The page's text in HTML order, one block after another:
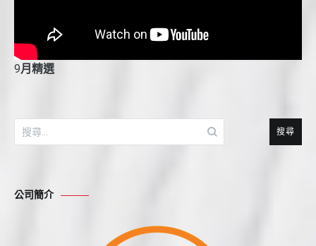
9月精選
搜
尋
字:
公司簡介